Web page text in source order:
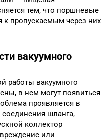
тем, что поршневые
к пропускаемым через них
вакуумного
работы вакуумного
в нем могут появиться
проявляется в
шланга,
коллектор
или